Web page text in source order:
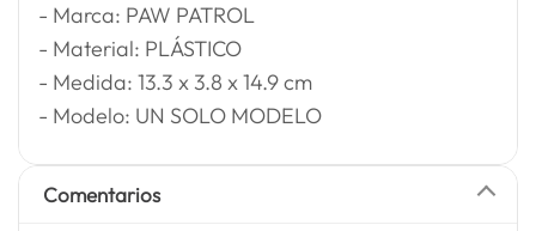
- Marca: PAW PATROL
- Material: PLÁSTICO
- Medida: 13.3 x 3.8 x 14.9 cm
- Modelo: UN SOLO MODELO
Comentarios